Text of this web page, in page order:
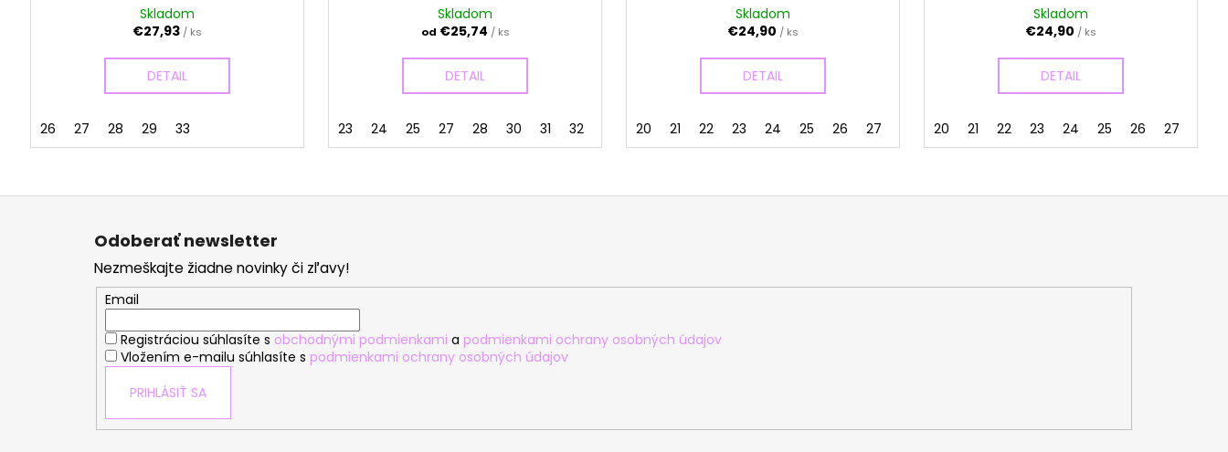
Skladom
€27,93 / ks
DETAIL
26 27 28 29 33
Skladom
od €25,74 / ks
DETAIL
23 24 25 27 28 30 31 32
Skladom
€24,90 / ks
DETAIL
20 21 22 23 24 25 26 27 29 30 31 32
Skladom
€24,90 / ks
DETAIL
20 21 22 23 24 25 26 27
Z
Odoberať newsletter
Nezmeškajte žiadne novinky či zľavy!
Email
Registráciou súhlasíte s obchodnými podmienkami a podmienkami ochrany osobných údajov
Vložením e-mailu súhlasíte s podmienkami ochrany osobných údajov
PRIHLÁSIŤ SA